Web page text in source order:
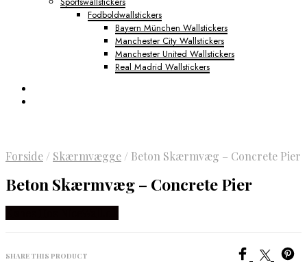
Fodboldwallstickers
Bayern München Wallstickers
Manchester City Wallstickers
Manchester United Wallstickers
Real Madrid Wallstickers
Forside / Skærmvægge / Beton Skærmvæg – Concrete Pier
Beton Skærmvæg – Concrete Pier
SHARE THIS PRODUCT